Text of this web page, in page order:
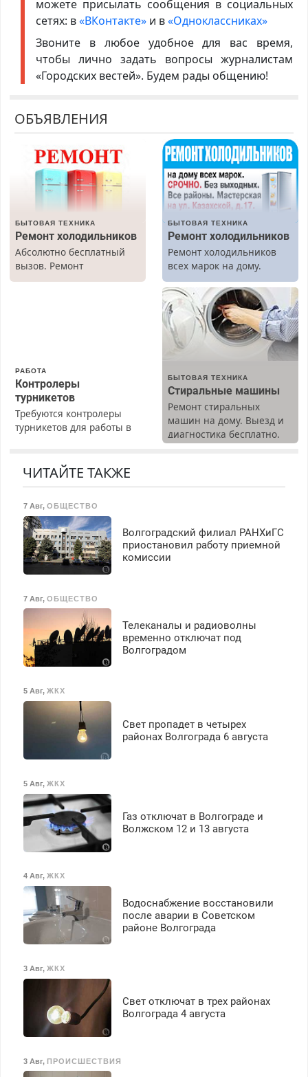
можете присылать сообщения в социальных
сетях: в«ВКонтакте»и в«Одноклассниках»
Звоните в любое удобное для вас время,
чтобы лично задать вопросы журналистам
«Городских вестей». Будем рады общению!
ОБЪЯВЛЕНИЯ
БЫТОВАЯ ТЕХНИКА
Ремонт холодильников
Абсолютно бесплатный
вызов. Ремонт
холодильников всех
БЫТОВАЯ ТЕХНИКА
Ремонт холодильников
Ремонт холодильников
всех марок на дому.
РАБОТА
Контролеры
турникетов
Требуются контролеры
турникетов для работы в
Прием по ТК РФ. График
З/п – до 96000 рублей до
вычета налогов.
Ежемесячно
выплачивается денежная
премия. Возможно
бесплатное обучение,
работа инспектором по
транспортной
безопасности с з/п до
125000 руб.
БЫТОВАЯ ТЕХНИКА
Стиральные машины
Ремонт стиральных
машин на дому. Выезд и
диагностика бесплатно.
ЧИТАЙТЕ ТАКЖЕ
7 Авг, ОБЩЕСТВО
Волгоградский филиал РАНХиГС
приостановил работу приемной
комиссии
7 Авг, ОБЩЕСТВО
Телеканалы и радиоволны
временно отключат под
Волгоградом
5 Авг, ЖКХ
Свет пропадет в четырех
районах Волгограда 6 августа
5 Авг, ЖКХ
Газ отключат в Волгограде и
Волжском 12 и 13 августа
4 Авг, ЖКХ
Водоснабжение восстановили
после аварии в Советском
районе Волгограда
3 Авг, ЖКХ
Свет отключат в трех районах
Волгограда 4 августа
3 Авг, ПРОИСШЕСТВИЯ